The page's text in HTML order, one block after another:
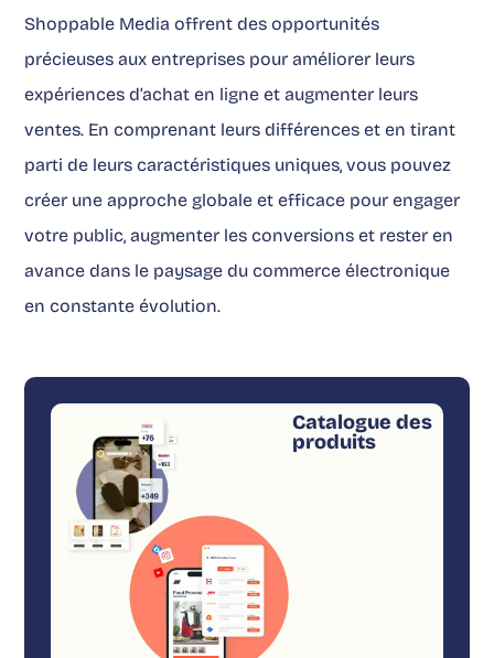
Shoppable Media offrent des opportunités
précieuses aux entreprises pour améliorer leurs
expériences d’achat en ligne et augmenter leurs
ventes. En comprenant leurs différences et en tirant
parti de leurs caractéristiques uniques, vous pouvez
créer une approche globale et efficace pour engager
votre public, augmenter les conversions et rester en
avance dans le paysage du commerce électronique
en constante évolution.
Catalogue des
produits